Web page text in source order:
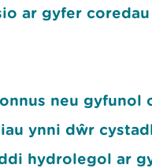
ar gyfer
neu gyfunol
ynni dŵr
hydrolegol ar